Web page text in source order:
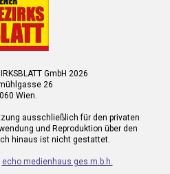
GmbH 2026
26
Wien.
ausschließlich für den privaten
und Reproduktion über den
hinaus ist nicht gestattet.
echo medienhaus ges.m.b.h.